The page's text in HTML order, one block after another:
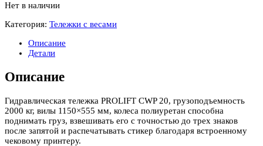
Нет в наличии
Категория: Тележки с весами
Описание
Детали
Описание
Гидравлическая тележка PROLIFT CWP 20, грузоподъемность
2000 кг, вилы 1150×555 мм, колеса полиуретан способна
поднимать груз, взвешивать его с точностью до трех знаков
после запятой и распечатывать стикер благодаря встроенному
чековому принтеру.